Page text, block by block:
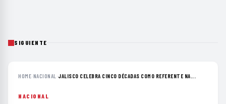
SIGUIENTE
HOME›NACIONAL ›JALISCO CELEBRA CINCO DÉCADAS COMO REFERENTE NA...
NACIONAL